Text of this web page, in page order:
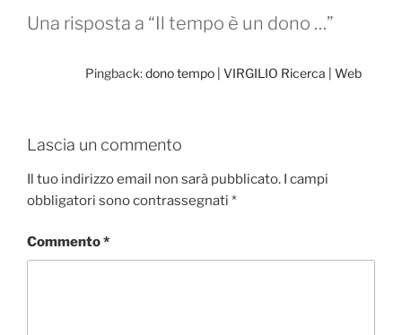
k
Una risposta a “Il tempo è un dono …”
Pingback:dono tempo | VIRGILIO Ricerca | Web
Lascia un commento
Il tuo indirizzo email non sarà pubblicato. I campi
obbligatori sono contrassegnati *
Commento*